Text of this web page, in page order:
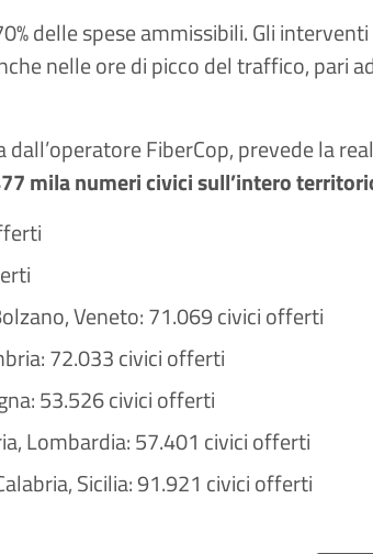
delle spese ammissibili. Gli
nelle ore di picco del traffico, pari
FiberCop, prevede la
mila numeri civici sull’intero
Veneto: 71.069 civici offerti
72.033 civici offerti
53.526 civici offerti
Lombardia: 57.401 civici offerti
Sicilia: 91.921 civici offerti